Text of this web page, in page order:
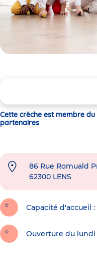
Cette crèche est membre
partenaires
86 Rue Romuald
62300 LENS
Capacité d'accueil
Ouverture du